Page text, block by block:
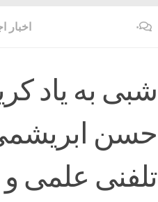
اخبار ۰
شبی به یاد
حسن
تلفنی علمی و